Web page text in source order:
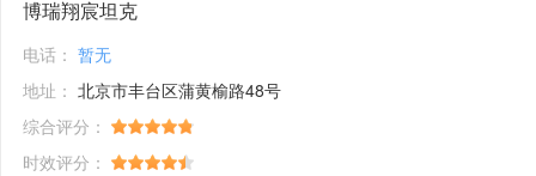
博瑞翔宸坦克
电话： 暂无
地址： 北京市丰台区蒲黄榆路48号
综合评分：
时效评分：